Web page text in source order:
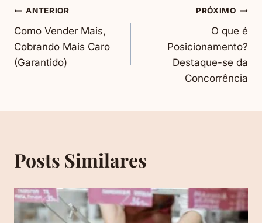
Navegação
De
Post
ANTERIOR
Como Vender Mais,
Cobrando Mais Caro
(Garantido)
PRÓXIMO
O que é
Posicionamento?
Destaque-se da
Concorrência
Posts Similares